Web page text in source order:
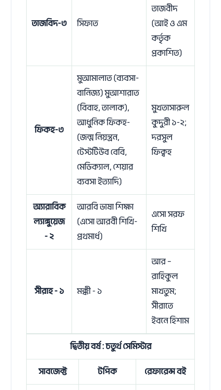
তাজবিদ-৩ সিফাত
তাজবীদ
(আই ও এম
কর্তৃক
প্রকাশিত)
ফিকহ-৩
মুআমালাত (ব্যবসা-
বানিজ্য) মুআশারাত
(বিবাহ, তালাক),
আধুনিক ফিকহ-
(জন্ম নিয়ন্ত্রন,
টেস্টটিউব বেবি,
মেডিক্যাল, শেয়ার
ব্যবসা ইত্যাদি)
মুখতাসারুল
কুদুরী ১-২;
দরসুল
ফিক্বহ
অ্যারাবিক
ল্যাঙ্গুয়েজ
- ২
আরবি ভাষা শিক্ষা
(এসো আরবী শিখি-
প্রথমার্ধ)
এসো সরফ
শিখি
সীরাহ - ১ মক্কী - ১
আর –
রাহিকুল
মাখতুম;
সীরাতে
ইবনে হিশাম
দ্বিতীয় বর্ষ : চতুর্থ সেমিস্টার
সাবজেক্ট টপিক রেফারেন্স বই